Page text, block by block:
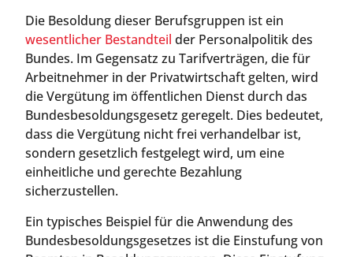
Die Besoldung dieser Berufsgruppen ist ein
wesentlicher Bestandteil der Personalpolitik des
Bundes. Im Gegensatz zu Tarifverträgen, die für
Arbeitnehmer in der Privatwirtschaft gelten, wird
die Vergütung im öffentlichen Dienst durch das
Bundesbesoldungsgesetz geregelt. Dies bedeutet,
dass die Vergütung nicht frei verhandelbar ist,
sondern gesetzlich festgelegt wird, um eine
einheitliche und gerechte Bezahlung
sicherzustellen.
Ein typisches Beispiel für die Anwendung des
Bundesbesoldungsgesetzes ist die Einstufung von